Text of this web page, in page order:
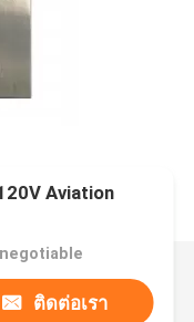
Aviation
ติดต่อเรา